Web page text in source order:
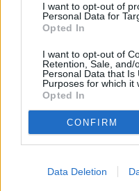
I want to opt-out of
Personal Data for
Opted In
I want to opt-out of
Retention, Sale, and/
Personal Data that Is
Purposes for which it
Opted In
CONFIRM
Data Deletion